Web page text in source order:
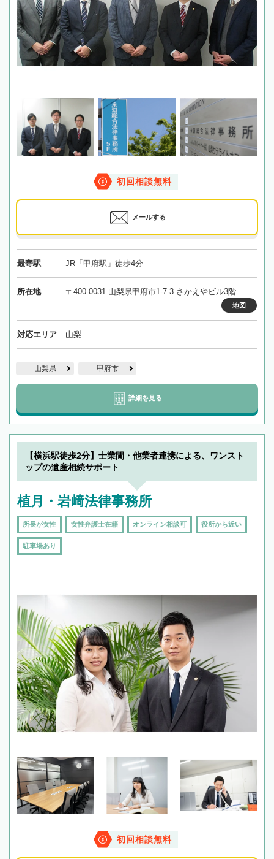
初回相談無料
メールする
最寄駅 JR「甲府駅」徒歩4分
所在地 〒400-0031 山梨県甲府市1-7-3 さかえやビル3階
地図
対応エリア 山梨
山梨県 甲府市
詳細を見る
【横浜駅徒歩2分】士業間・他業者連携による、ワンスト
ップの遺産相続サポート
植月・岩﨑法律事務所
所長が女性 女性弁護士在籍 オンライン相談可 役所から近い
駐車場あり
初回相談無料